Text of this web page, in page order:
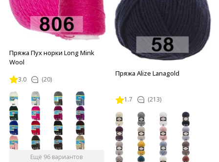
Пряжа Пух норки Long Mink
Wool
3.0 (20)
Ещё 96 вариантов
Пряжа Alize Lanagold
1.7 (213)